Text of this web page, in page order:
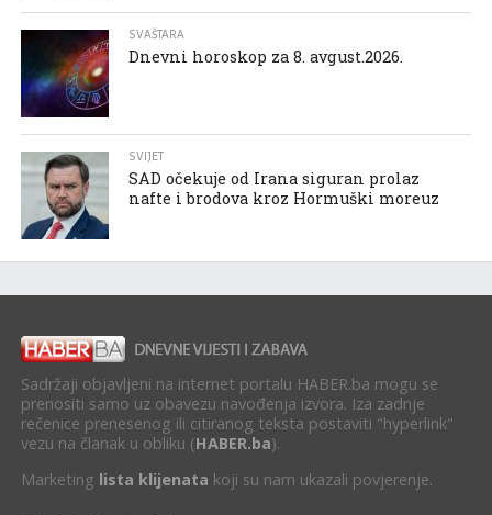
SVAŠTARA
Dnevni horoskop za 8. avgust.2026.
SVIJET
SAD očekuje od Irana siguran prolaz
nafte i brodova kroz Hormuški moreuz
Sadržaji objavljeni na internet portalu HABER.ba mogu se
prenositi samo uz obavezu navođenja izvora. Iza zadnje
rečenice prenesenog ili citiranog teksta postaviti "hyperlink"
vezu na članak u obliku (HABER.ba).
Marketing lista klijenata koji su nam ukazali povjerenje.